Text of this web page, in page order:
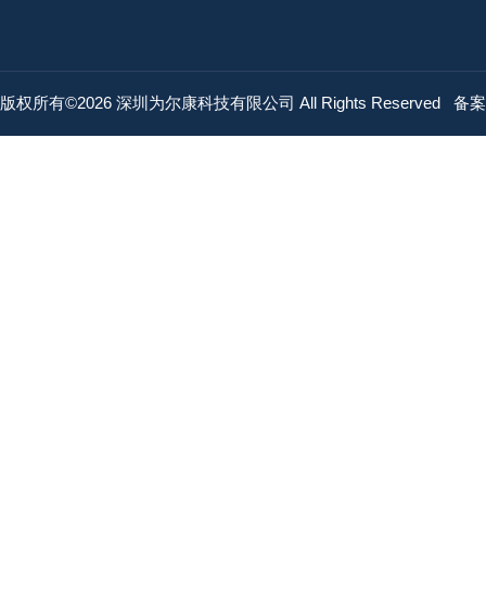
版权所有©2026 深圳为尔康科技有限公司 All Rights Reserved 备